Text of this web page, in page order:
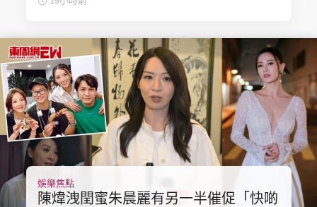
娛樂焦點
陳煒洩閏蜜朱晨麗有另一半催促「快啲